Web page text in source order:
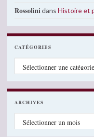
Rossolinidans Histoire et
CATÉGORIES
Catégories
ARCHIVES
Archives